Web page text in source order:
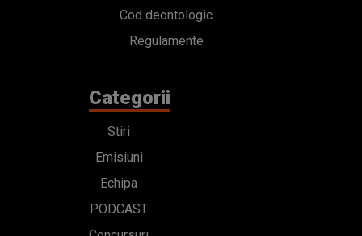
Cod deontologic
Regulamente
Categorii
Stiri
Emisiuni
Echipa
PODCAST